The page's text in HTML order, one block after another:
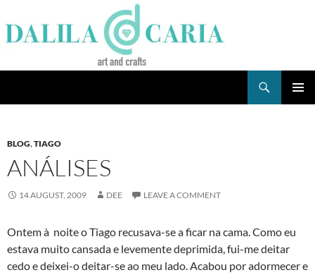
to
content
BLOG,TIAGO
ANÁLISES
14 AUGUST, 2009 DEE LEAVE A COMMENT
Ontem à noite o Tiago recusava-se a ficar na cama. Como eu
estava muito cansada e levemente deprimida, fui-me deitar
cedo e deixei-o deitar-se ao meu lado. Acabou por adormecer e